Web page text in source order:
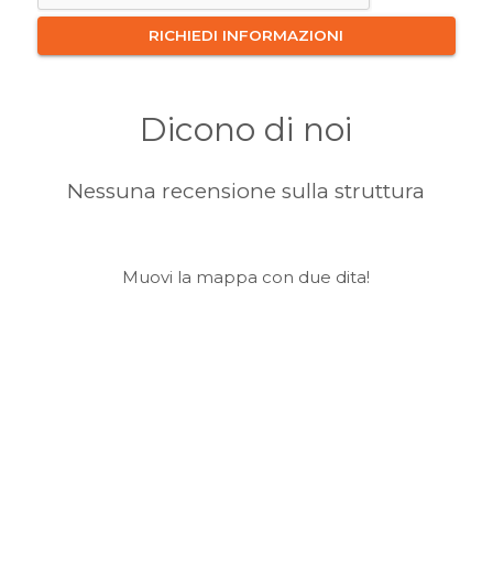
Dicono di noi
Nessuna recensione sulla struttura
Muovi la mappa con due dita!